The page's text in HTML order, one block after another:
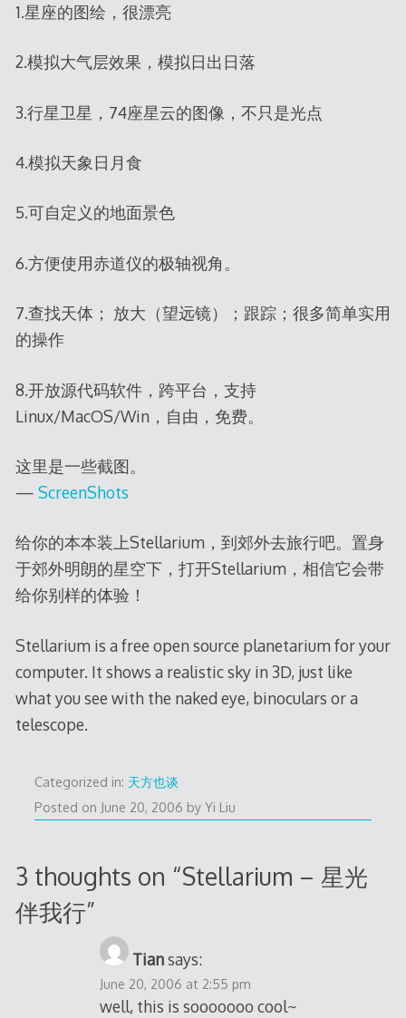
1.星座的图绘，很漂亮
2.模拟大气层效果，模拟日出日落
3.行星卫星，74座星云的图像，不只是光点
4.模拟天象日月食
5.可自定义的地面景色
6.方便使用赤道仪的极轴视角。
7.查找天体； 放大（望远镜）；跟踪；很多简单实用
的操作
8.开放源代码软件，跨平台，支持
Linux/MacOS/Win，自由，免费。
这里是一些截图。
— ScreenShots
给你的本本装上Stellarium，到郊外去旅行吧。置身
于郊外明朗的星空下，打开Stellarium，相信它会带
给你别样的体验！
Stellarium is a free open source planetarium for your
computer. It shows a realistic sky in 3D, just like
what you see with the naked eye, binoculars or a
telescope.
Categorized in: 天方也谈
Posted on June 20, 2006 by Yi Liu
3 thoughts on “Stellarium – 星光
伴我行”
Tian says:
June 20, 2006 at 2:55 pm
well, this is sooooooo cool~